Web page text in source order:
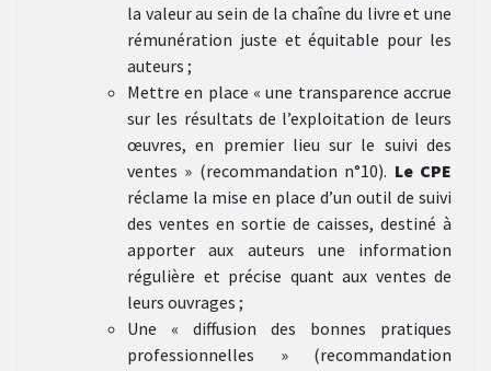
la valeur au sein de la chaîne du livre et une
rémunération juste et équitable pour les
auteurs ;
Mettre en place « une transparence accrue
sur les résultats de l’exploitation de leurs
œuvres, en premier lieu sur le suivi des
ventes » (recommandation n°10). Le CPE
réclame la mise en place d’un outil de suivi
des ventes en sortie de caisses, destiné à
apporter aux auteurs une information
régulière et précise quant aux ventes de
leurs ouvrages ;
Une « diffusion des bonnes pratiques
professionnelles » (recommandation